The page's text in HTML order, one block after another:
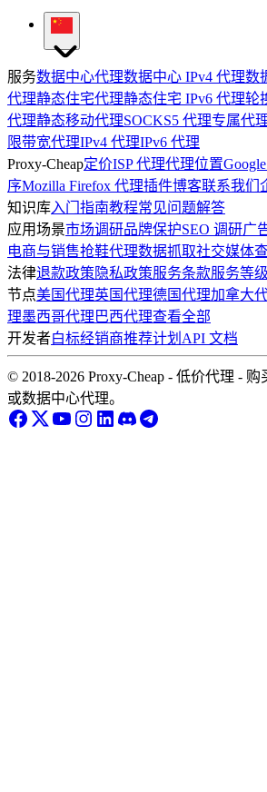
服务数据中心代理数据中心 IPv4 代理数
代理静态住宅代理静态住宅 IPv6 代理轮
代理静态移动代理SOCKS5 代理专属代
限带宽代理IPv4 代理IPv6 代理
Proxy-Cheap定价ISP 代理代理位置
序Mozilla Firefox 代理插件博客联系我们
知识库入门指南教程常见问题解答
应用场景市场调研品牌保护SEO 调研广
电商与销售抢鞋代理数据抓取社交媒体
法律退款政策 隐私政策服务条款服务等
节点美国代理英国代理德国代理加拿大
理墨西哥代理 巴西代理查看全部
开发者白标经销商推荐计划 API 文档
© 2018-2026 Proxy-Cheap - 低价代理 -
或数据中心代理。